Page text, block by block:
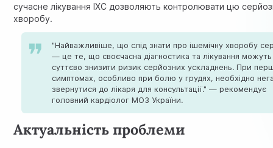
сучасне лікування ІХС дозволяють контролювати цю
хворобу.
"Найважливіше, що слід знати про ішемічну хворобу
— це те, що своєчасна діагностика та лікування можуть
суттєво знизити ризик серйозних ускладнень. При
симптомах, особливо при болю у грудях, необхідно
звернутися до лікаря для консультації." — рекомендує
головний кардіолог МОЗ України.
Актуальність проблеми